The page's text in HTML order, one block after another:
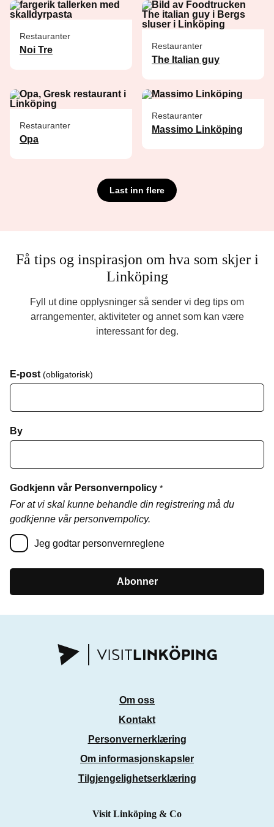
Restauranter
Noi Tre Restauranter
The Italian guy
Restauranter
Opa
Restauranter
Massimo Linköping
Last inn flere
Få tips og inspirasjon om hva som skjer i
Linköping
Fyll ut dine opplysninger så sender vi deg tips om
arrangementer, aktiviteter og annet som kan være
interessant for deg.
E-post (obligatorisk)
By
Godkjenn vår Personvernpolicy *
For at vi skal kunne behandle din registrering må du
godkjenne vår personvernpolicy.
Jeg godtar personvernreglene
Abonner
Om oss
Kontakt
Personvernerklæring
Om informasjonskapsler
Tilgjengelighetserklæring
Visit Linköping & Co